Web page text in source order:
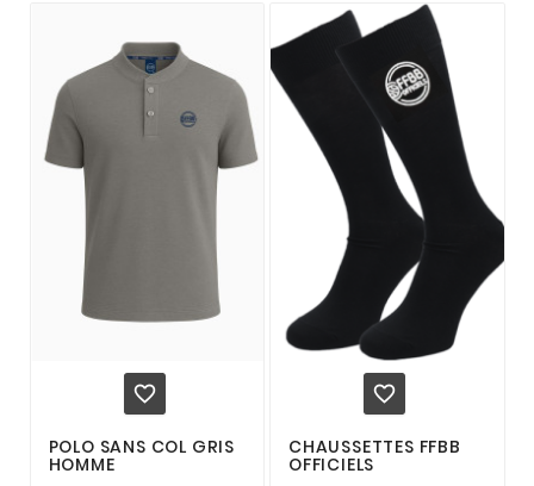

POLO SANS COL GRIS
HOMME

CHAUSSETTES FFBB
OFFICIELS